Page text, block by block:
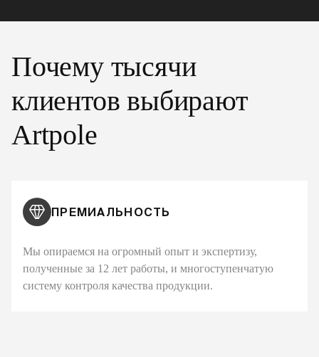
Почему тысячи
клиентов выбирают
Artpole
ПРЕМИАЛЬНОСТЬ
Мы опираемся на огромный опыт и экспертизу,
полученные за 12 лет работы, и многоступенчатую
систему контроля качества продукции.